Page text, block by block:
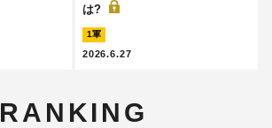
は?
1軍
2026.6.27
RANKING